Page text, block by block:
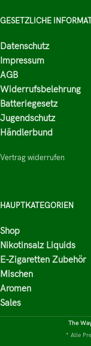
GESETZLICHE
Datenschutz
Impressum
AGB
Widerrufsbelehrung
Batteriegesetz
Jugendschutz
Händlerbund
Vertrag widerrufen
HAUPTKATEGORIEN
Shop
Nikotinsalz Liquids
E-Zigaretten Zubehör
Mischen
Aromen
Sales
The
* Alle